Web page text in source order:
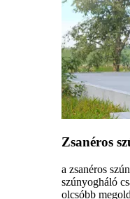
Zsanéros
a zsanéros
szúnyogháló
olcsóbb